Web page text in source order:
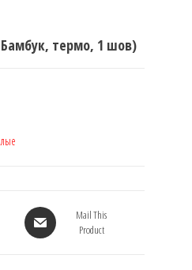
термо, 1 шов)
Mail This
Product